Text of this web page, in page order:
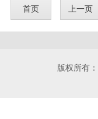
首页 上一页
版权所有：